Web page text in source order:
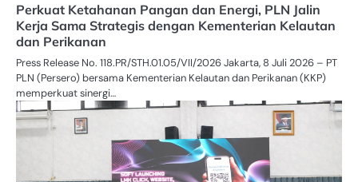
Perkuat Ketahanan Pangan dan Energi, PLN Jalin
Kerja Sama Strategis dengan Kementerian Kelautan
dan Perikanan
Press Release No. 118.PR/STH.01.05/VII/2026 Jakarta, 8 Juli 2026 – PT
PLN (Persero) bersama Kementerian Kelautan dan Perikanan (KKP)
memperkuat sinergi…